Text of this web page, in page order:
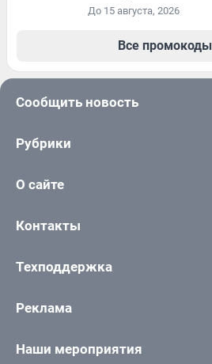
До 15 августа, 2026
Все промокоды
Сообщить новость
Рубрики
О сайте
Контакты
Техподдержка
Реклама
Наши мероприятия